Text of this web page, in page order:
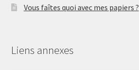
Vous faîtes quoi avec mes papiers ?
Liens annexes